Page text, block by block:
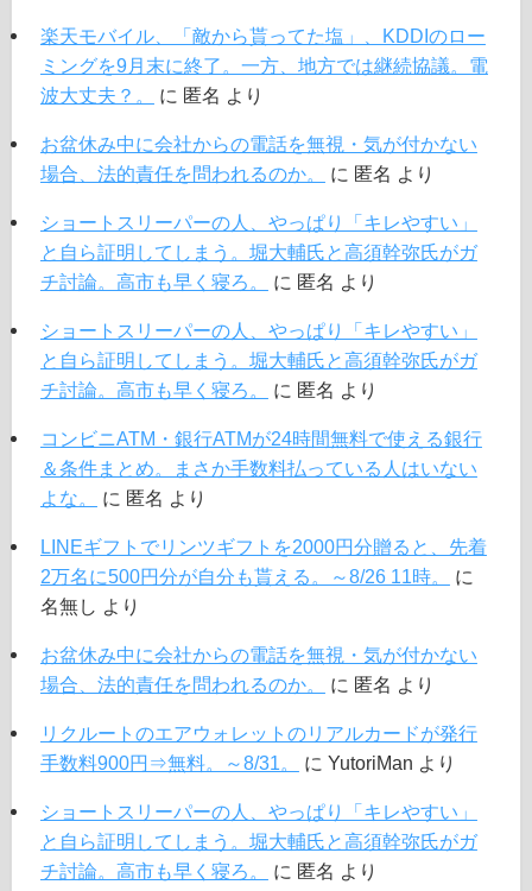
楽天モバイル、「敵から貰ってた塩」、KDDIのロー
ミングを9月末に終了。一方、地方では継続協議。電
波大丈夫？。
に 匿名 より
お盆休み中に会社からの電話を無視・気が付かない
場合、法的責任を問われるのか。
に 匿名 より
ショートスリーパーの人、やっぱり「キレやすい」
と自ら証明してしまう。堀大輔氏と高須幹弥氏がガ
チ討論。高市も早く寝ろ。
に 匿名 より
ショートスリーパーの人、やっぱり「キレやすい」
と自ら証明してしまう。堀大輔氏と高須幹弥氏がガ
チ討論。高市も早く寝ろ。
に 匿名 より
コンビニATM・銀行ATMが24時間無料で使える銀行
＆条件まとめ。まさか手数料払っている人はいない
よな。
に 匿名 より
LINEギフトでリンツギフトを2000円分贈ると、先着
2万名に500円分が自分も貰える。～8/26 11時。
に
名無し より
お盆休み中に会社からの電話を無視・気が付かない
場合、法的責任を問われるのか。
に 匿名 より
リクルートのエアウォレットのリアルカードが発行
手数料900円⇒無料。～8/31。
に YutoriMan より
ショートスリーパーの人、やっぱり「キレやすい」
と自ら証明してしまう。堀大輔氏と高須幹弥氏がガ
チ討論。高市も早く寝ろ。
に 匿名 より